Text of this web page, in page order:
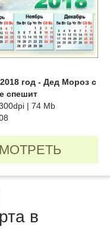
год - Дед Мороз с
спешит
| 74 Mb
в